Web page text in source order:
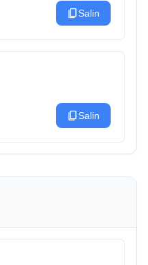
content_copySalin
content_copySalin